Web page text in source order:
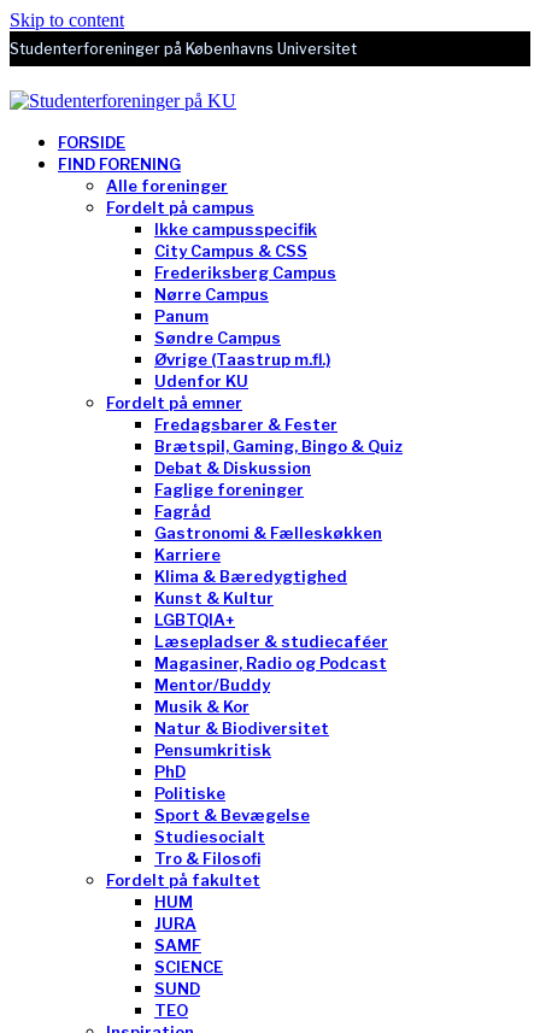
Skip to content
Studenterforeninger på Københavns Universitet
FORSIDE
FIND FORENING
Alle foreninger
Fordelt på campus
Ikke campusspecifik
City Campus & CSS
Frederiksberg Campus
Nørre Campus
Panum
Søndre Campus
Øvrige (Taastrup m.fl.)
Udenfor KU
Fordelt på emner
Fredagsbarer & Fester
Brætspil, Gaming, Bingo & Quiz
Debat & Diskussion
Faglige foreninger
Fagråd
Gastronomi & Fælleskøkken
Karriere
Klima & Bæredygtighed
Kunst & Kultur
LGBTQIA+
Læsepladser & studiecaféer
Magasiner, Radio og Podcast
Mentor/Buddy
Musik & Kor
Natur & Biodiversitet
Pensumkritisk
PhD
Politiske
Sport & Bevægelse
Studiesocialt
Tro & Filosofi
Fordelt på fakultet
HUM
JURA
SAMF
SCIENCE
SUND
TEO